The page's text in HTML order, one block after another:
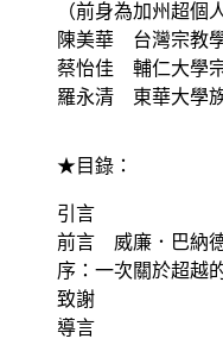
（前身為加州超個
陳美華 台灣宗教
蔡怡佳 輔仁大學
羅永清 東華大學
★目錄：
引言
前言 威廉．巴納
序：一次關於超越
致謝
導言